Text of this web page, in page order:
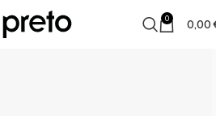
0 0,00